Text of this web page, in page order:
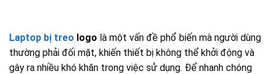
Laptop bị treo logo là một vấn đề phổ biến mà người dùng
thường phải đối mặt, khiến thiết bị không thể khởi động và
gây ra nhiều khó khăn trong việc sử dụng. Để nhanh chóng